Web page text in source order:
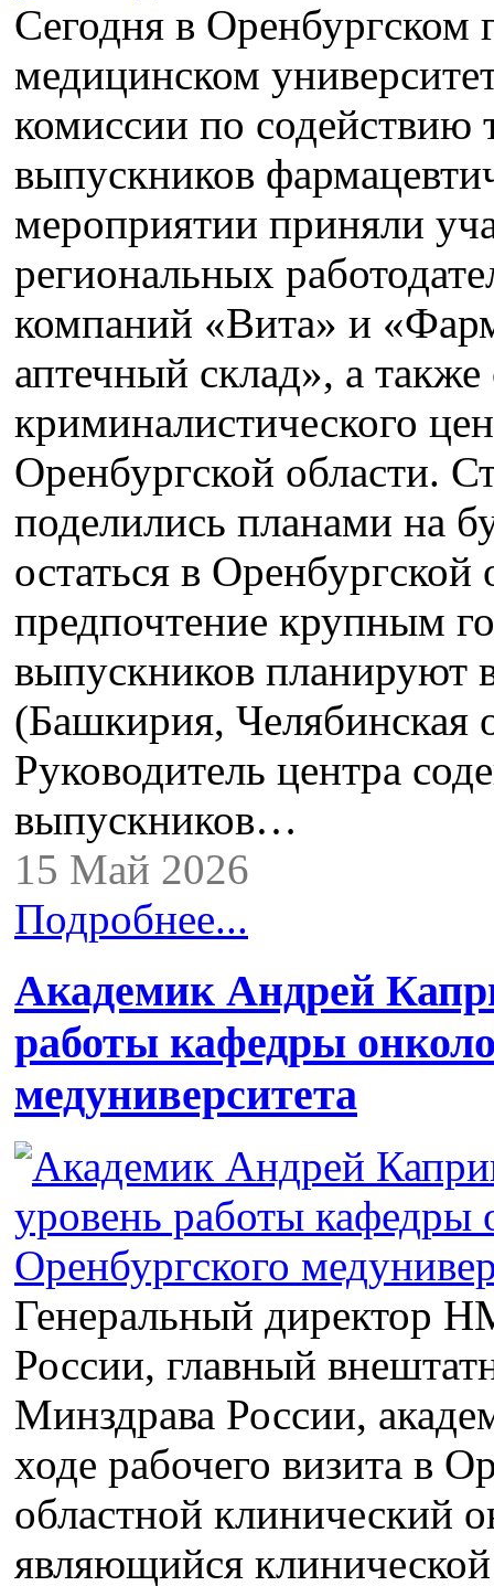
Сегодня в Оренбургском
медицинском
комиссии по содействию
выпускников
мероприятии приняли
региональных
компаний «Вита» и
аптечный склад», а
криминалистического
Оренбургской области.
поделились планами на
остаться в Оренбургской
предпочтение крупным
выпускников планируют
(Башкирия, Челябинская
Руководитель центра
выпускников…
15 Май 2026
Подробнее...
Академик Андрей
работы кафедры
медуниверситета
Генеральный директор
России, главный
Минздрава России,
ходе рабочего визита в
областной клинический
являющийся